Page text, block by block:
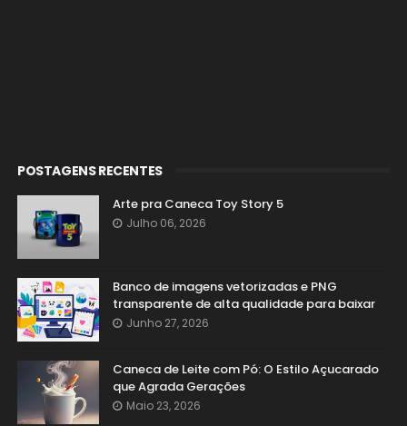
POSTAGENS RECENTES
Arte pra Caneca Toy Story 5
Julho 06, 2026
Banco de imagens vetorizadas e PNG
transparente de alta qualidade para baixar
Junho 27, 2026
Caneca de Leite com Pó: O Estilo Açucarado
que Agrada Gerações
Maio 23, 2026